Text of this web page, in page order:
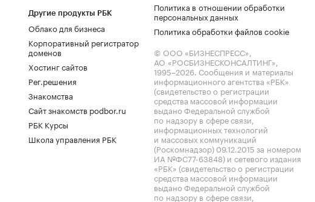
Другие продукты РБК
Облако для бизнеса
Корпоративный регистратор
доменов
Хостинг сайтов
Рег.решения
Знакомства
Сайт знакомств podbor.ru
РБК Курсы
Школа управления РБК
Политика в отношении обработки
персональных данных
Политика обработки файлов cookie
© ООО «БИЗНЕСПРЕСС»,
АО «РОСБИЗНЕСКОНСАЛТИНГ»,
1995–2026. Сообщения и материалы
информационного агентства «РБК»
(свидетельство о регистрации
средства массовой информации
выдано Федеральной службой
по надзору в сфере связи,
информационных технологий
и массовых коммуникаций
(Роскомнадзор) 09.12.2015 за номером
ИА №ФС77-63848) и сетевого издания
«РБК» (свидетельство о регистрации
средства массовой информации
выдано Федеральной службой
по надзору в сфере связи,